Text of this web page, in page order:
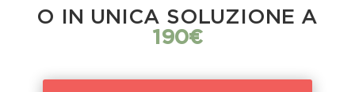
O IN UNICA SOLUZIONE A
190€